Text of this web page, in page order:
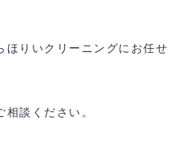
ほりいクリーニングにお任せ
談ください。